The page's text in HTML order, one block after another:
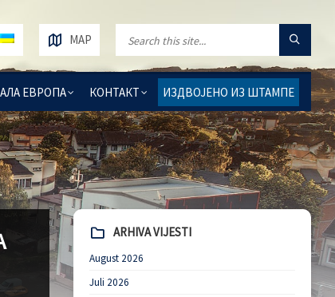
ЕВРОПА КОНТАКТ ИЗДВОЈЕНО ИЗ ШТАМПЕ
MAP
ARHIVA VIJESTI
August 2026
Juli 2026